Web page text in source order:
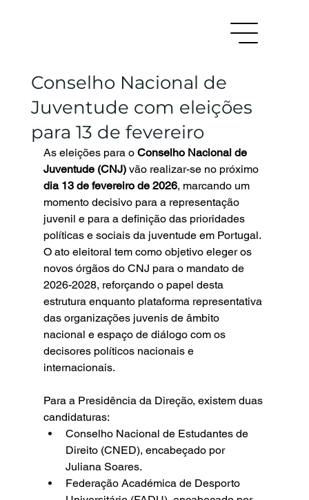
Conselho Nacional de
Juventude com eleições
para 13 de fevereiro
As eleições para o Conselho Nacional de
Juventude (CNJ) vão realizar-se no próximo
dia 13 de fevereiro de 2026, marcando um
momento decisivo para a representação
juvenil e para a definição das prioridades
políticas e sociais da juventude em Portugal.
O ato eleitoral tem como objetivo eleger os
novos órgãos do CNJ para o mandato de
2026-2028, reforçando o papel desta
estrutura enquanto plataforma representativa
das organizações juvenis de âmbito
nacional e espaço de diálogo com os
decisores políticos nacionais e
internacionais.
Para a Presidência da Direção, existem duas
candidaturas:
Conselho Nacional de Estudantes de
Direito (CNED), encabeçado por
Juliana Soares.
Federação Académica de Desporto